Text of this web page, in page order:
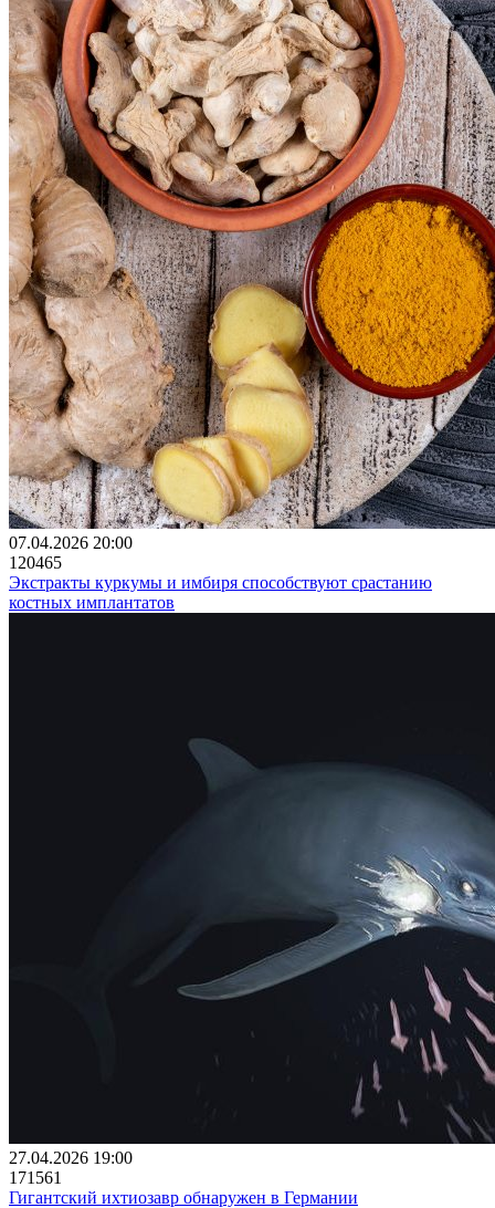
07.04.2026 20:00
120465
Экстракты куркумы и имбиря способствуют срастанию
костных имплантатов
27.04.2026 19:00
171561
Гигантский ихтиозавр обнаружен в Германии